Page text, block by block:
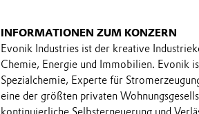
INFORMATIONEN ZUM KONZERN
Evonik Industries ist der kreative
Chemie, Energie und Immobilien. Evonik
Spezialchemie, Experte für
eine der größten privaten